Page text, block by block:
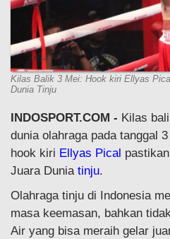
Kilas Balik 3 Mei: Hook kiri Ellyas
Dunia Tinju
INDOSPORT.COM - Kilas
dunia olahraga pada tanggal
hook kiri Ellyas Pical
Juara Dunia tinju.
Olahraga tinju di Indonesia
masa keemasan, bahkan
Air yang bisa meraih gelar